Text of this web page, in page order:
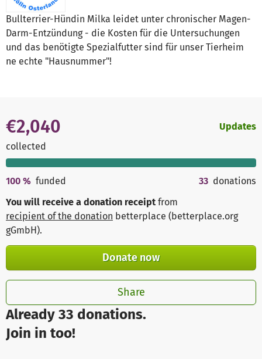
Bullterrier-Hündin Milka leidet unter chronischer Magen-
Darm-Entzündung - die Kosten für die Untersuchungen
und das benötigte Spezialfutter sind für unser Tierheim
ne echte "Hausnummer"!
Already 33 donations.
Join in too!
€2,040
collected
Updates
100 % funded 33 donations
You will receive a donation receipt from
recipient of the donation betterplace (betterplace.org
gGmbH).
Donate now
Share